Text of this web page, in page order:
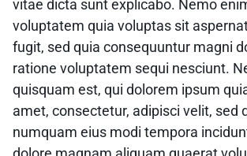
vitae dicta sunt explicabo. Nemo
voluptatem quia voluptas sit
fugit, sed quia consequuntur magni
ratione voluptatem sequi nesciunt.
quisquam est, qui dolorem ipsum
amet, consectetur, adipisci velit, sed
numquam eius modi tempora